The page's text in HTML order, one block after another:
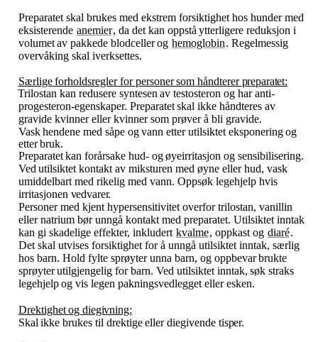
Preparatet skal brukes med ekstrem forsiktighet hos hunder med
eksisterende anemier, da det kan oppstå ytterligere reduksjon i
volumet av pakkede blodceller og hemoglobin.Regelmessig
overvåking skal iverksettes.
Særlige forholdsregler for personer som håndterer preparatet:
Trilostan kan redusere syntesen av testosteron og har anti-
progesteron-egenskaper. Preparatet skal ikke håndteres av
gravide kvinner eller kvinner som prøver å bli gravide.
Vask hendene med såpe og vann etter utilsiktet eksponering og
etter bruk.
Preparatet kan forårsake hud- og øyeirritasjon og sensibilisering.
Ved utilsiktet kontakt av miksturen med øyne eller hud, vask
umiddelbart med rikelig med vann. Oppsøk legehjelp hvis
irritasjonen vedvarer.
Personer med kjent hypersensitivitet overfor trilostan, vanillin
eller natrium bør unngå kontakt med preparatet. Utilsiktet inntak
kan gi skadelige effekter, inkludert kvalme, oppkast og diaré.
Det skal utvises forsiktighet for å unngå utilsiktet inntak, særlig
hos barn. Hold fylte sprøyter unna barn, og oppbevar brukte
sprøyter utilgjengelig for barn.Ved utilsiktet inntak, søk straks
legehjelp og vis legen pakningsvedlegget eller esken.
Drektighet og diegivning:
Skal ikke brukes til drektige eller diegivende tisper.